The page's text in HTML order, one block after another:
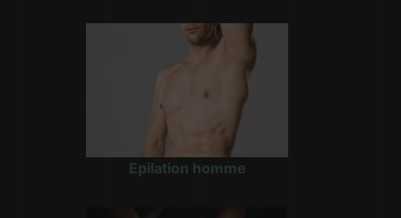
Epilation homme